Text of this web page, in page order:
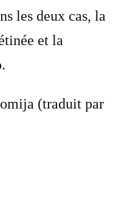
les deux cas, la
et la
(traduit par